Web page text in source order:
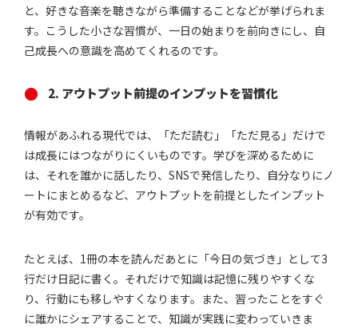
と、好きな音楽を聴きながら準備することなどが挙げられま
す。こうした小さな習慣が、一日の始まりを前向きにし、自
己成長への意識を高めてくれるのです。
2. アウトプット前提のインプットを習慣化
情報があふれる現代では、「ただ読む」「ただ見る」だけで
は成長にはつながりにくいものです。学びを深めるために
は、それを誰かに話したり、SNSで発信したり、自分なりにノ
ートにまとめるなど、アウトプットを前提としたインプット
が有効です。
たとえば、1冊の本を読んだあとに「今日の気づき」として3
行だけ日記に書く。それだけで知識は記憶に残りやすくな
り、行動にも移しやすくなります。また、習ったことをすぐ
に誰かにシェアすることで、知識が実践に変わっていきま